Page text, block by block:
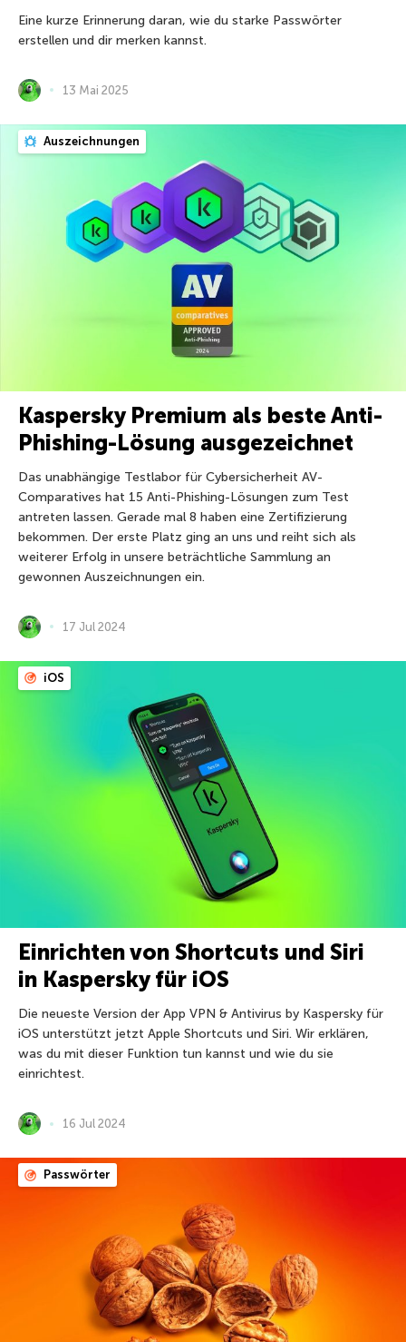
Eine kurze Erinnerung daran, wie du starke Passwörter
erstellen und dir merken kannst.
13 Mai 2025
Auszeichnungen
Kaspersky Premium als beste Anti-
Phishing-Lösung ausgezeichnet
Das unabhängige Testlabor für Cybersicherheit AV-
Comparatives hat 15 Anti-Phishing-Lösungen zum Test
antreten lassen. Gerade mal 8 haben eine Zertifizierung
bekommen. Der erste Platz ging an uns und reiht sich als
weiterer Erfolg in unsere beträchtliche Sammlung an
gewonnen Auszeichnungen ein.
17 Jul 2024
iOS
Einrichten von Shortcuts und Siri
in Kaspersky für iOS
Die neueste Version der App VPN & Antivirus by Kaspersky für
iOS unterstützt jetzt Apple Shortcuts und Siri. Wir erklären,
was du mit dieser Funktion tun kannst und wie du sie
einrichtest.
16 Jul 2024
Passwörter